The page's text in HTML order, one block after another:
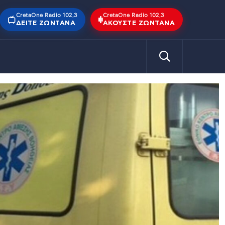
CretaOne Radio 102,3
ΔΕΊΤΕ ΖΩΝΤΑΝΆ
CretaOne Radio 102,3
ΑΚΟΎΣΤΕ ΖΩΝΤΑΝΆ